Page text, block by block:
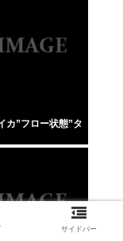
カ”フロー状態”タ
サイドバー